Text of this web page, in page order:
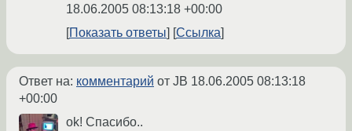
18.06.2005 08:13:18 +00:00
Показать ответы
Ссылка
Ответ на: комментарий от JB 18.06.2005 08:13:18
+00:00
ok! Спасибо..